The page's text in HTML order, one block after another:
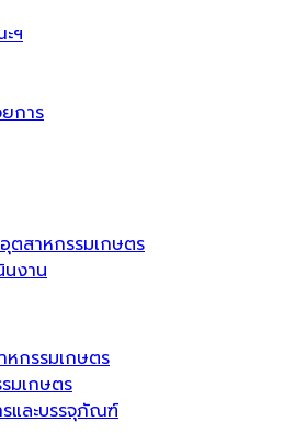
ฯ
การ
ตสาหกรรมเกษตร
นงาน
กรรมเกษตร
มเกษตร
และบรรจุภัณฑ์